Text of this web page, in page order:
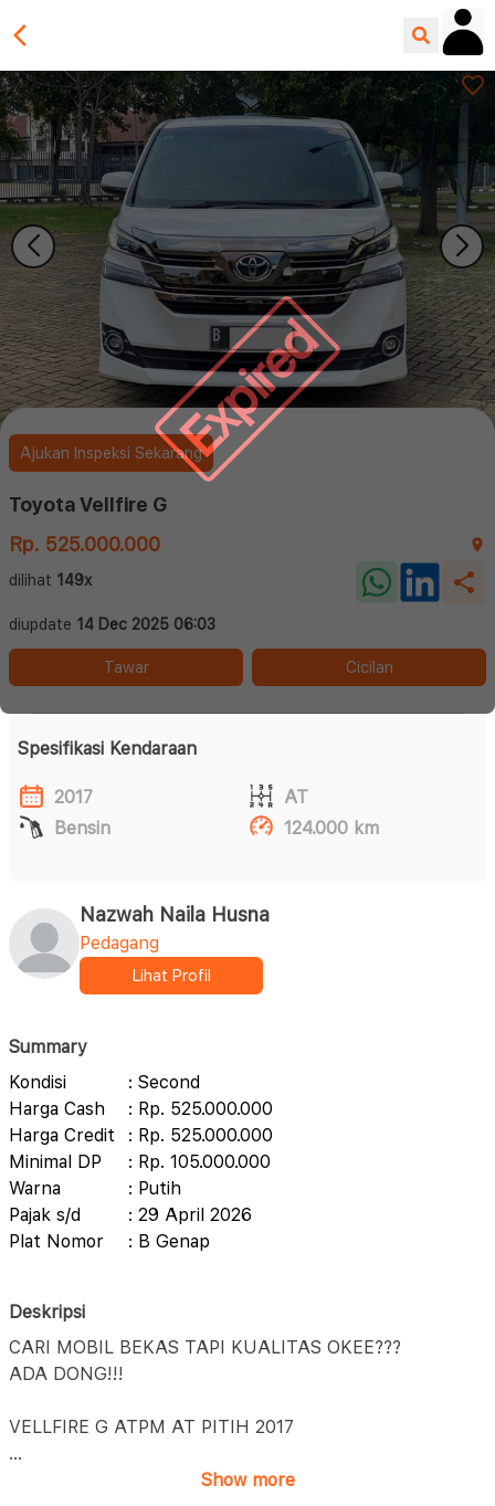
Expired
Ajukan Inspeksi Sekarang
Toyota Vellfire G
Rp. 525.000.000
dilihat 149x
diupdate 14 Dec 2025 06:03
Tawar Cicilan
Spesifikasi Kendaraan
2017
AT
Bensin
124.000 km
Nazwah Naila Husna
Pedagang
Lihat Profil
Summary
Kondisi
: Second
Harga Cash
: Rp. 525.000.000
Harga Credit
: Rp. 525.000.000
Minimal DP
: Rp. 105.000.000
Warna
: Putih
Pajak s/d
: 29 April 2026
Plat Nomor
: B Genap
Deskripsi
CARI MOBIL BEKAS TAPI KUALITAS OKEE???
ADA DONG!!!
VELLFIRE G ATPM AT PITIH 2017
...
Show more